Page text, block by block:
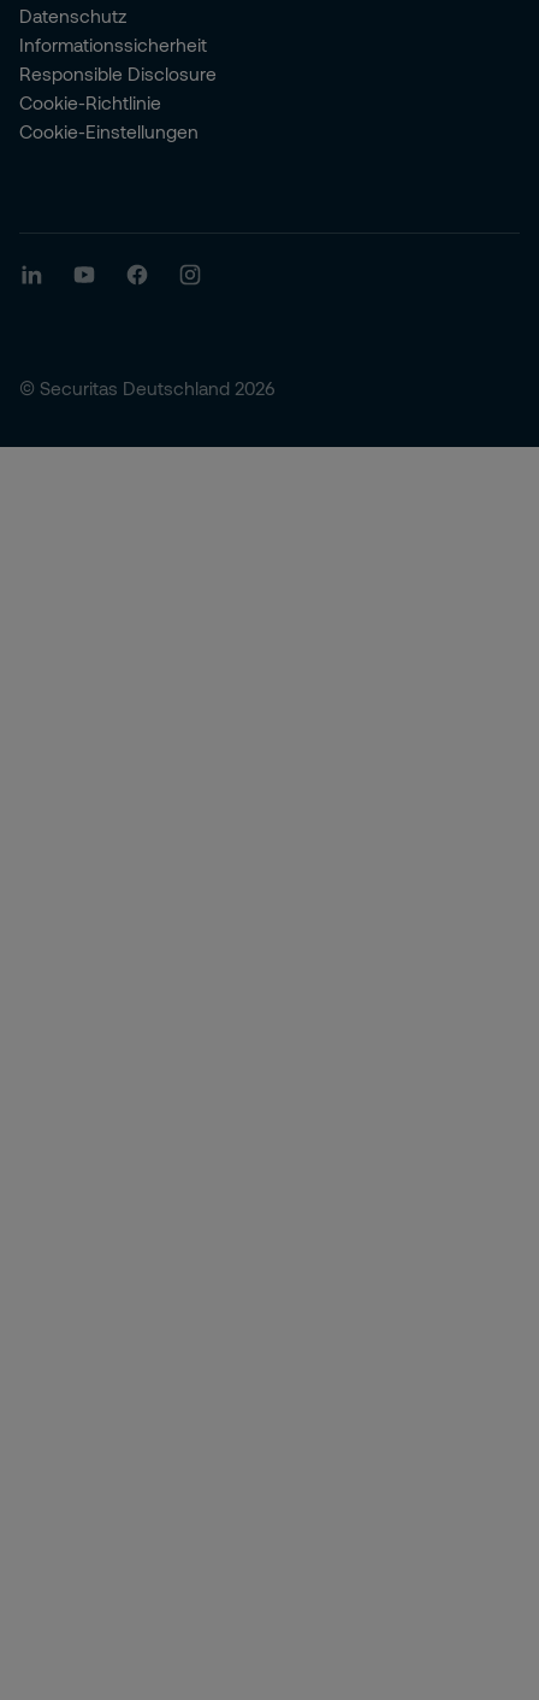
Datenschutz
Informationssicherheit
Responsible Disclosure
Cookie-Richtlinie
Cookie-Einstellungen
© Securitas Deutschland 2026